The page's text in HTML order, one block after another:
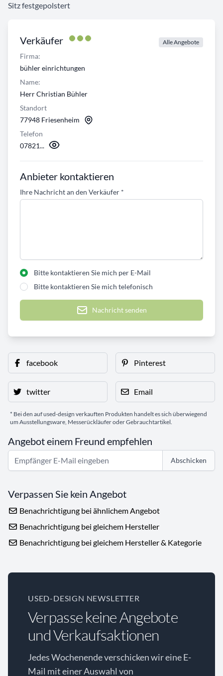
Verkäufer Alle Angebote
Firma:
bühler einrichtungen
Name:
Herr Christian Bühler
Standort
77948 Friesenheim
Telefon
07821...
Anbieter kontaktieren
Ihre Nachricht an den Verkäufer *
Bitte kontaktieren Sie mich per E-Mail
Bitte kontaktieren Sie mich telefonisch
Nachricht senden
Sitz festgepolstert
facebook Pinterest
twitter Email
* Bei den auf used-design verkauften Produkten handelt es sich überwiegend
um Ausstellungsware, Messerückläufer oder Gebrauchtartikel.
Angebot einem Freund empfehlen
Abschicken
Verpassen Sie kein Angebot
Benachrichtigung bei ähnlichem Angebot
Benachrichtigung bei gleichem Hersteller
Benachrichtigung bei gleichem Hersteller & Kategorie
USED-DESIGN NEWSLETTER
Verpasse keine Angebote
und Verkaufsaktionen
Jedes Wochenende verschicken wir eine E-
Mail mit einer Auswahl von